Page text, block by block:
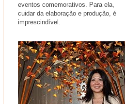
eventos comemorativos. Para ela,
cuidar da elaboração e produção, é
imprescindível.